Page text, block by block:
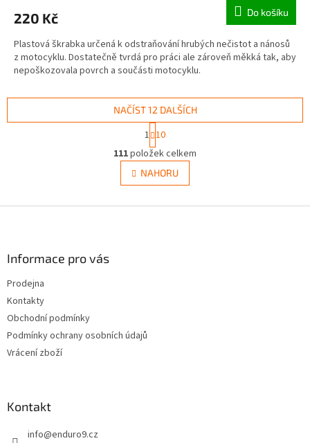
220 Kč Do košíku
Plastová škrabka určená k odstraňování hrubých nečistot a nánosů
z motocyklu. Dostatečně tvrdá pro práci ale zároveň měkká tak, aby
nepoškozovala povrch a součásti motocyklu.
O
v
l
á
NAČÍST 12 DALŠÍCH
t
r
á
n
k
v
1 10
111položek celkem
NAHORU
Informace pro vás
Prodejna
Kontakty
Obchodní podmínky
Podmínky ochrany osobních údajů
Vrácení zboží
Kontakt
info@enduro9.cz